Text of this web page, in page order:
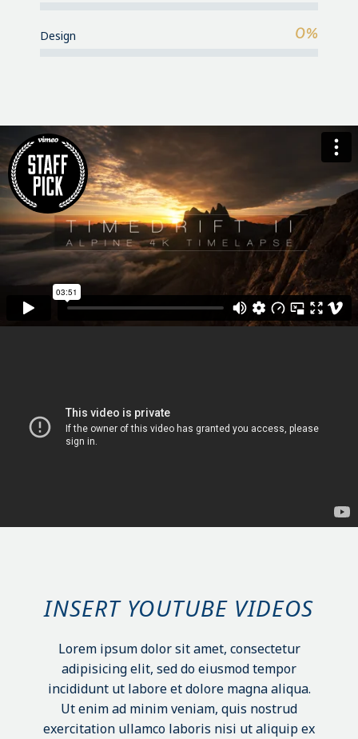
Design 0%
INSERT YOUTUBE VIDEOS
Lorem ipsum dolor sit amet, consectetur
adipisicing elit, sed do eiusmod tempor
incididunt ut labore et dolore magna aliqua.
Ut enim ad minim veniam, quis nostrud
exercitation ullamco laboris nisi ut aliquip ex